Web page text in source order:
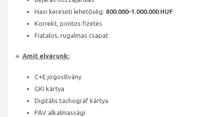
Havi kereseti lehetőség: 800.000-1.000.000 HUF
Korrekt, pontos fizetés
Fiatalos, rugalmas csapat
🔹 Amit elvárunk:
C+E jogosítvány
GKI kártya
Digitális tachográf kártya
PÁV alkalmassági